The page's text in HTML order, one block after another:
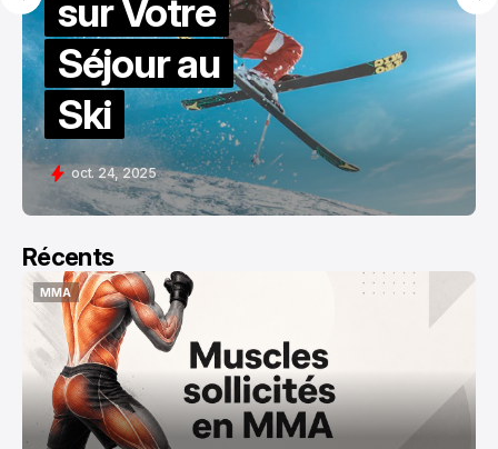
sur Votre
Séjour au
Ski
oct. 24, 2025
Récents
MMA
MMA